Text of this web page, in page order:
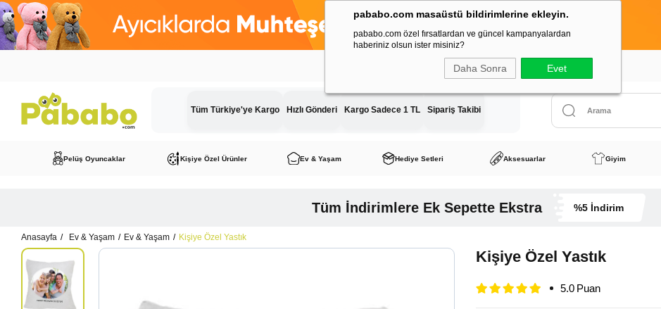
pababo.com masaüstü bildirimlerine ekleyin.
pababo.com özel fırsatlardan ve güncel kampanyalardan
haberiniz olsun ister misiniz?
Daha Sonra Evet
Tüm Siparişlerde Kargo Ücreti Sadece 1 TL
Tüm Türkiye'ye Kargo Hızlı Gönderi Kargo Sadece 1 TL Sipariş Takibi
Pelüş Oyuncaklar Kişiye Özel Ürünler Ev & Yaşam Hediye Setleri Aksesuarlar Giyim
Tüm İndirimlere Ek Sepette Ekstra %5 İndirim
Anasayfa Ev & Yaşam Ev & Yaşam Kişiye Özel Yastık
Kişiye Özel Yastık
5.0